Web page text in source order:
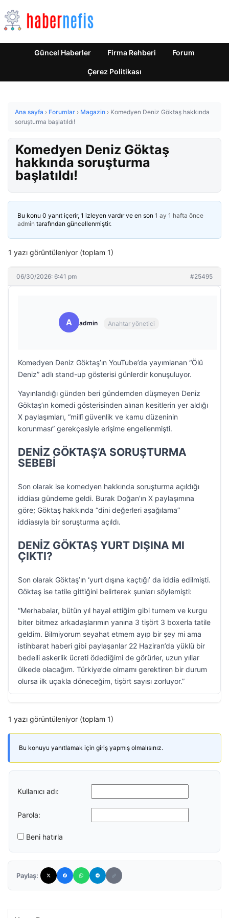
Güncel Haberler Firma Rehberi Forum
Çerez Politikası
Ana sayfa › Forumlar › Magazin › Komedyen Deniz Göktaş hakkında
soruşturma başlatıldı!
Komedyen Deniz Göktaş
hakkında soruşturma
başlatıldı!
Bu konu 0 yanıt içerir, 1 izleyen vardır ve en son 1 ay 1 hafta önce
admin tarafından güncellenmiştir.
1 yazı görüntüleniyor (toplam 1)
06/30/2026: 6:41 pm #25495
A admin Anahtar yönetici
Komedyen Deniz Göktaş’ın YouTube’da yayımlanan “Ölü
Deniz” adlı stand-up gösterisi günlerdir konuşuluyor.
Yayınlandığı günden beri gündemden düşmeyen Deniz
Göktaş’ın komedi gösterisinden alınan kesitlerin yer aldığı
X paylaşımları, “millî güvenlik ve kamu düzeninin
korunması” gerekçesiyle erişime engellenmişti.
DENİZ GÖKTAŞ’A SORUŞTURMA
SEBEBİ
Son olarak ise komedyen hakkında soruşturma açıldığı
iddiası gündeme geldi. Burak Doğan’ın X paylaşımına
göre; Göktaş hakkında “dini değerleri aşağılama”
iddiasıyla bir soruşturma açıldı.
DENİZ GÖKTAŞ YURT DIŞINA MI
ÇIKTI?
Son olarak Göktaş’ın ‘yurt dışına kaçtığı’ da iddia edilmişti.
Göktaş ise tatile gittiğini belirterek şunları söylemişti:
“Merhabalar, bütün yıl hayal ettiğim gibi turnem ve kurgu
biter bitmez arkadaşlarımın yanına 3 tişört 3 boxerla tatile
geldim. Bilmiyorum seyahat etmem ayıp bir şey mi ama
istihbarat haberi gibi paylaşanlar 22 Haziran’da yüklü bir
bedelli askerlik ücreti ödediğimi de görürler, uzun yıllar
ülkede olacağım. Türkiye’de olmamı gerektiren bir durum
olursa ilk uçakla döneceğim, tişört sayısı zorluyor.”
1 yazı görüntüleniyor (toplam 1)
Bu konuyu yanıtlamak için giriş yapmış olmalısınız.
Kullanıcı adı:
Parola:
Beni hatırla
Paylaş: